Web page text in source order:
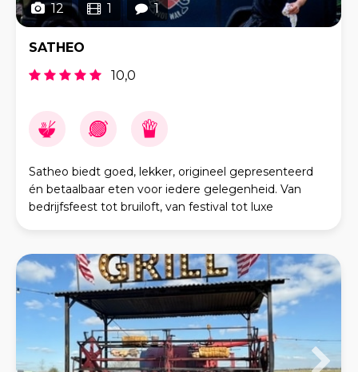
12 1 1
SATHEO
10,0
Satheo biedt goed, lekker, origineel gepresenteerd
én betaalbaar eten voor iedere gelegenheid. Van
bedrijfsfeest tot bruiloft, van festival tot luxe